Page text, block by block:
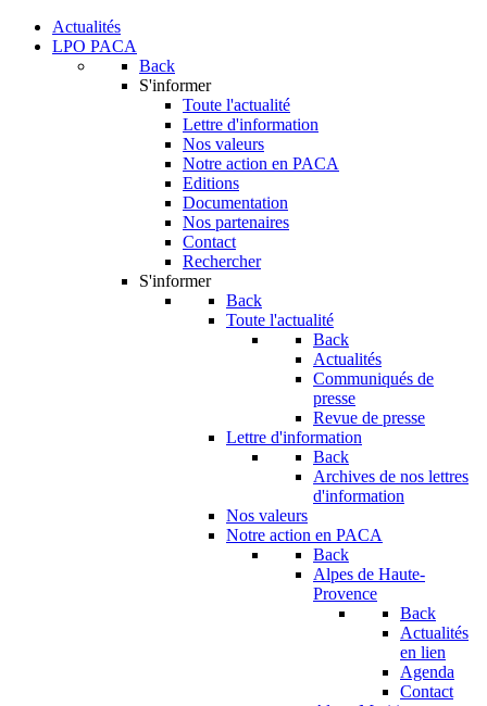
Actualités
LPO PACA
Back
S'informer
Toute l'actualité
Lettre d'information
Nos valeurs
Notre action en PACA
Editions
Documentation
Nos partenaires
Contact
Rechercher
S'informer
Back
Toute l'actualité
Back
Actualités
Communiqués de
presse
Revue de presse
Lettre d'information
Back
Archives de nos lettres
d'information
Nos valeurs
Notre action en PACA
Back
Alpes de Haute-
Provence
Back
Actualités
en lien
Agenda
Contact